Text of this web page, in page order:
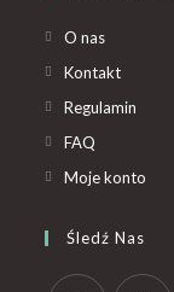
O nas
Kontakt
Regulamin
FAQ
Moje konto
Śledź Nas